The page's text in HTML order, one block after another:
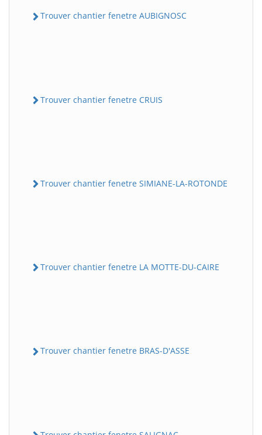
Trouver chantier fenetre AUBIGNOSC
Trouver chantier fenetre CRUIS
Trouver chantier fenetre SIMIANE-LA-ROTONDE
Trouver chantier fenetre LA MOTTE-DU-CAIRE
Trouver chantier fenetre BRAS-D'ASSE